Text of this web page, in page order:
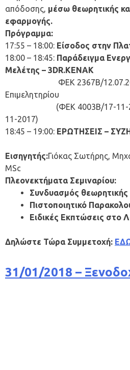
απόδοσης, μέσω θεωρητικής
εφαρμογής.
Πρόγραμμα:
17:55 – 18:00: Είσοδος στην
18:00 – 18:45: Παράδειγμα
Μελέτης – 3DR.KENAK
ΦΕΚ 2367Β/12.07.2017 &
Επιμελητηρίου
(ΦΕΚ 4003Β/17-11-
11-2017)
18:45 – 19:00: ΕΡΩΤΗΣΕΙΣ –
Εισηγητής:Γιόκας Σωτήρης,
MSc
Πλεονεκτήματα Σεμιναρίου:
Συνδυασμός θεωρητικής
Πιστοποιητικό
Ειδικές Εκπτώσεις στο
Δηλώστε Τώρα Συμμετοχή:
31/01/2018 –